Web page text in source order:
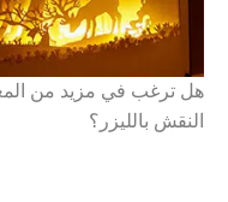
هل ترغب في مزيد من
النقش بالليزر؟